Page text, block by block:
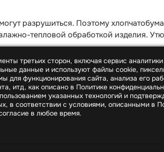
разрушиться. Поэтому
тепловой обработкой изделия.
третьих сторон, включая сервис аналитики
данные и используют файлы cookie,
для функционирования сайта, анализа его
итд, как описано в Политике
указанных технологий и
в соответствии с условиями, описанными в
в любое время.